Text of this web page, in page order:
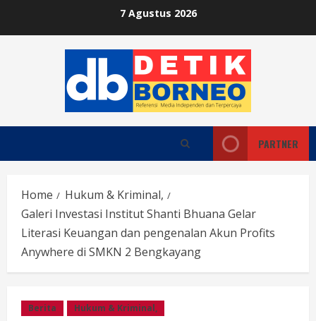
7 Agustus 2026
PARTNER
Home
Hukum & Kriminal,
Galeri Investasi Institut Shanti Bhuana Gelar
Literasi Keuangan dan pengenalan Akun Profits
Anywhere di SMKN 2 Bengkayang
Berita Hukum & Kriminal,